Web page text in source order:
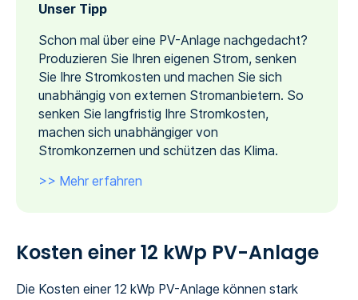
Unser Tipp
Schon mal über eine PV-Anlage nachgedacht?
Produzieren Sie Ihren eigenen Strom, senken
Sie Ihre Stromkosten und machen Sie sich
unabhängig von externen Stromanbietern. So
senken Sie langfristig Ihre Stromkosten,
machen sich unabhängiger von
Stromkonzernen und schützen das Klima.
>> Mehr erfahren
Kosten einer 12 kWp PV-Anlage
Die Kosten einer 12 kWp PV-Anlage können stark